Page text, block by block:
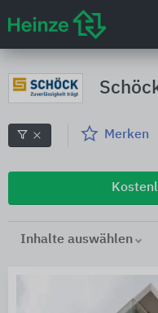
Merken
Inhalte auswählen